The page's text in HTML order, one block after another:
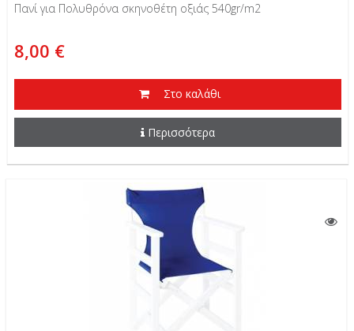
Πανί για Πολυθρόνα σκηνοθέτη οξιάς 540gr/m2
8,00 €
Στο καλάθι
Περισσότερα